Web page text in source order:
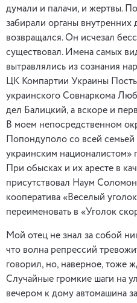
думали и палачи, и жертвы.
забирали органы
возвращался. Он исчезал
существовал. Имена самых
вытравлялись из сознания
ЦК Компартии Украины
украинского Совнаркома
дел Балицкий, а вскоре и
В моем непосредственном
Попондуполо со всей
украинским националистом»
При обысках и их аресте в
присутствовал Наум
кооператива «Веселый
переименовать в «Уголок
Мой отец не знал за собой
что волна репрессий
говорил, но, наверное, тоже
Случайные громкие шаги на
вечером к дому автомашина